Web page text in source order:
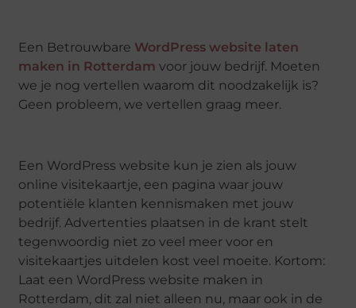
Een Betrouwbare WordPress website laten
maken in Rotterdam voor jouw bedrijf. Moeten
we je nog vertellen waarom dit noodzakelijk is?
Geen probleem, we vertellen graag meer.
Een WordPress website kun je zien als jouw
online visitekaartje, een pagina waar jouw
potentiële klanten kennismaken met jouw
bedrijf. Advertenties plaatsen in de krant stelt
tegenwoordig niet zo veel meer voor en
visitekaartjes uitdelen kost veel moeite. Kortom:
Laat een WordPress website maken in
Rotterdam, dit zal niet alleen nu, maar ook in de